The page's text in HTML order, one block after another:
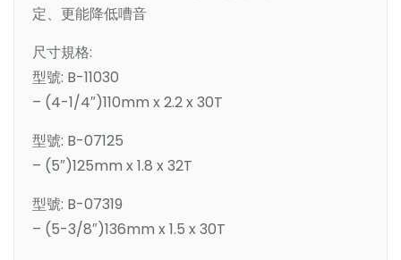
定、更能降低嘈音
尺寸規格:
型號: B-11030
– (4-1/4″)110mm x 2.2 x 30T
型號: B-07125
– (5″)125mm x 1.8 x 32T
型號: B-07319
– (5-3/8″)136mm x 1.5 x 30T